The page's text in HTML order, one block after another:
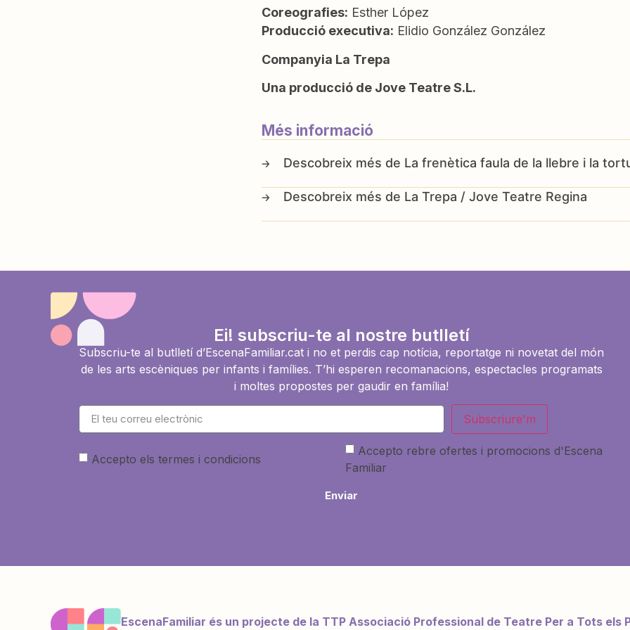
Coreografies: Esther López
Producció executiva: Elidio González González
Companyia La Trepa
Una producció de Jove Teatre S.L.
Més informació
La frenètica faula de la llebre i la
La Trepa / Jove Teatre Regina
Ei! subscriu-te al nostre butlletí
Subscriu-te al butlletí d’EscenaFamiliar.cat i no et perdis cap notícia, reportatge ni novetat del món
de les arts escèniques per infants i famílies. T’hi esperen recomanacions, espectacles programats
i moltes propostes per gaudir en família!
Subscriure'm
Accepto els termes i condicions
Accepto rebre ofertes i promocions d'Escena
Familiar
Enviar
EscenaFamiliar és un projecte de la TTP Associació Professional de Teatre Per a Tots els